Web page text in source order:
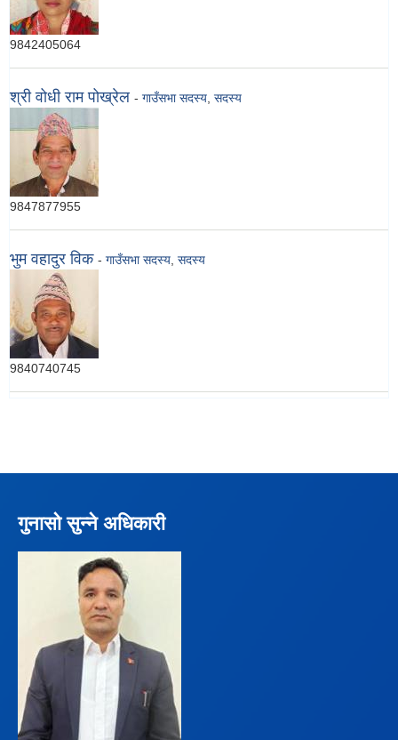
9842405064
श्री वोधी राम पोख्रेल - गाउँसभा सदस्य, सदस्य
9847877955
भुम वहादुर विक - गाउँसभा सदस्य, सदस्य
9840740745
गुनासो सुन्ने अधिकारी